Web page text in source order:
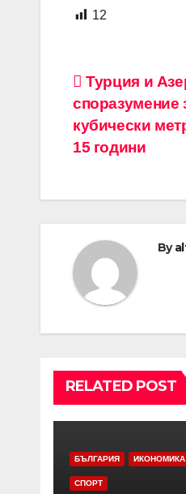
12
Турция и
споразумение
кубически
15 години
By
RELATED POST
БЪЛГАРИЯ ИКОНОМИКА
СПОРТ